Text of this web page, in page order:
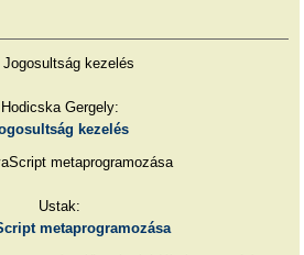
Hodicska Gergely:
kezelés
Ustak:
metaprogramozása